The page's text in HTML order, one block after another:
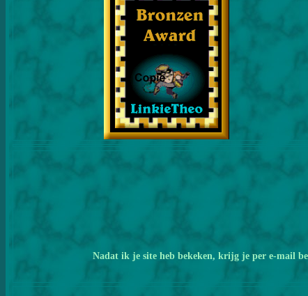
Nadat ik je site heb bekeken, krijg je per e-mail